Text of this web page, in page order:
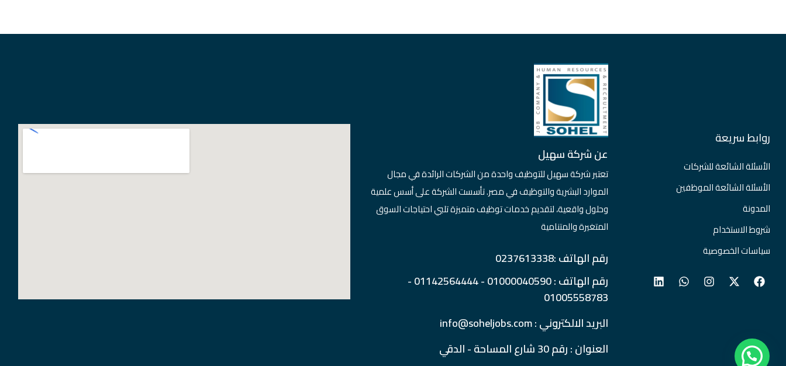
روابط سريعة
الأسئلة الشائعة للشركات
الأسئلة الشائعة الموظفين
المدونة
شروط الاستخدام
سياسات الخصوصية
عن شركة سهيل
تعتبر شركة سهيل للتوظيف واحدة من الشركات الرائدة في مجال
الموارد البشرية والتوظيف في مصر. تأسست الشركة على أسس علمية
وحلول واقعية، لتقديم خدمات توظيف متميزة تلبي احتياجات السوق
المتغيرة والمتنامية
رقم الهاتف :0237613338
رقم الهاتف : 01000040590 - 01142564444 -
01005558783
البريد الالكتروني : info@soheljobs.com
العنوان : رقم 30 شارع المساحة - الدقي